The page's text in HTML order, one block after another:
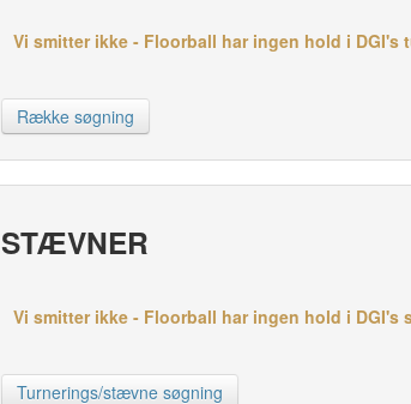
Vi smitter ikke - Floorball har ingen hold i DGI's
Række søgning
STÆVNER
Vi smitter ikke - Floorball har ingen hold i DGI's
Turnerings/stævne søgning